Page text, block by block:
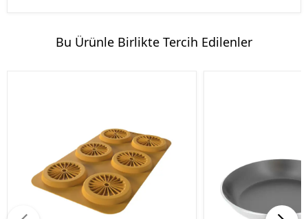
Bu Ürünle Birlikte Tercih Edilenler